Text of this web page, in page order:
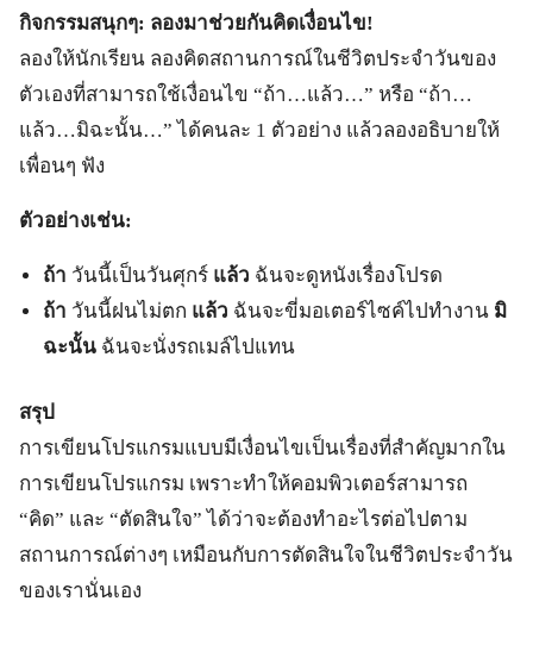
กิจกรรมสนุกๆ: ลองมาช่วยกันคิดเงื่อนไข!
ลองให้นักเรียน ลองคิดสถานการณ์ในชีวิตประจำวันของ
ตัวเองที่สามารถใช้เงื่อนไข “ถ้า…แล้ว…” หรือ “ถ้า…
แล้ว…มิฉะนั้น…” ได้คนละ 1 ตัวอย่าง แล้วลองอธิบายให้
เพื่อนๆ ฟัง
ตัวอย่างเช่น:
ถ้า วันนี้เป็นวันศุกร์ แล้ว ฉันจะดูหนังเรื่องโปรด
ถ้า วันนี้ฝนไม่ตก แล้ว ฉันจะขี่มอเตอร์ไซค์ไปทำงาน มิ
ฉะนั้น ฉันจะนั่งรถเมล์ไปแทน
สรุป
การเขียนโปรแกรมแบบมีเงื่อนไขเป็นเรื่องที่สำคัญมากใน
การเขียนโปรแกรม เพราะทำให้คอมพิวเตอร์สามารถ
“คิด” และ “ตัดสินใจ” ได้ว่าจะต้องทำอะไรต่อไปตาม
สถานการณ์ต่างๆ เหมือนกับการตัดสินใจในชีวิตประจำวัน
ของเรานั่นเอง